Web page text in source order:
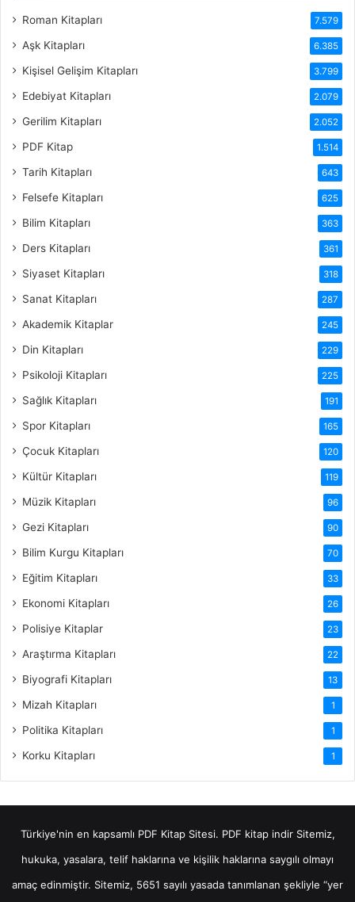
Roman Kitapları 7.579
Aşk Kitapları 6.385
Kişisel Gelişim Kitapları 3.799
Edebiyat Kitapları 2.079
Gerilim Kitapları 2.052
PDF Kitap 1.514
Tarih Kitapları 643
Felsefe Kitapları 625
Bilim Kitapları 363
Ders Kitapları 361
Siyaset Kitapları 318
Sanat Kitapları 287
Akademik Kitaplar 245
Din Kitapları 229
Psikoloji Kitapları 225
Sağlık Kitapları 191
Spor Kitapları 165
Çocuk Kitapları 120
Kültür Kitapları 119
Müzik Kitapları 96
Gezi Kitapları 90
Bilim Kurgu Kitapları 70
Eğitim Kitapları 33
Ekonomi Kitapları 26
Polisiye Kitaplar 23
Araştırma Kitapları 22
Biyografi Kitapları 13
Mizah Kitapları 1
Politika Kitapları 1
Korku Kitapları 1
Türkiye'nin en kapsamlı PDF Kitap Sitesi. PDF kitap indirSitemiz,
hukuka, yasalara, telif haklarına ve kişilik haklarına saygılı olmayı
amaç edinmiştir. Sitemiz, 5651 sayılı yasada tanımlanan şekliyle “yer